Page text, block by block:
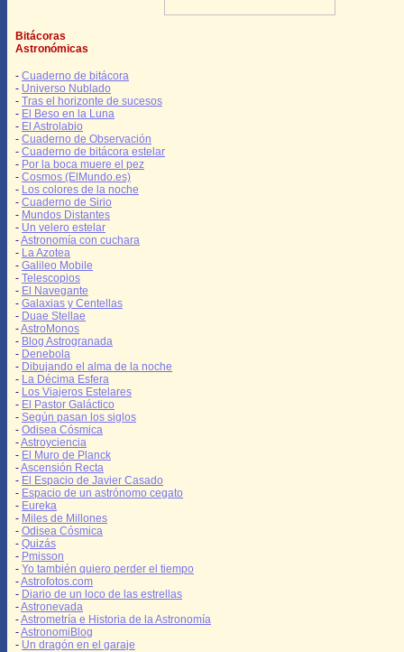
Bitácoras
Astronómicas
- Cuaderno de bitácora
- Universo Nublado
- Tras el horizonte de sucesos
- El Beso en la Luna
- El Astrolabio
- Cuaderno de Observación
- Cuaderno de bitácora estelar
- Por la boca muere el pez
- Cosmos (ElMundo.es)
- Los colores de la noche
- Cuaderno de Sirio
- Mundos Distantes
- Un velero estelar
-Astronomía con cuchara
- La Azotea
- Galileo Mobile
- Telescopios
- El Navegante
- Galaxias y Centellas
- Duae Stellae
-AstroMonos
- Blog Astrogranada
- Denebola
- Dibujando el alma de la noche
- La Décima Esfera
- Los Viajeros Estelares
- El Pastor Galáctico
- Según pasan los siglos
- Odisea Cósmica
-Astroyciencia
- El Muro de Planck
-Ascensión Recta
- El Espacio de Javier Casado
- Espacio de un astrónomo cegato
- Eureka
- Miles de Millones
- Odisea Cósmica
- Quizás
- Pmisson
- Yo también quiero perder el tiempo
-Astrofotos.com
- Diario de un loco de las estrellas
-Astronevada
-Astrometría e Historia de la Astronomía
-AstronomiBlog
- Un dragón en el garaje